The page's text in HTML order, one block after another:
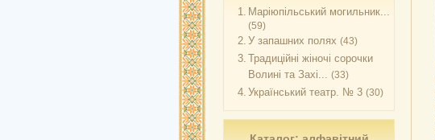
1. Маріюпільський могильник...
(59)
2. У запашних полях (43)
3. Традиційні жіночі сорочки
Волині та Захі... (33)
4. Український театр. № 3 (30)